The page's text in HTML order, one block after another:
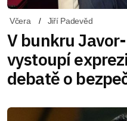
Včera Jiří Padevěd
V bunkru
vystoupí
debatě o